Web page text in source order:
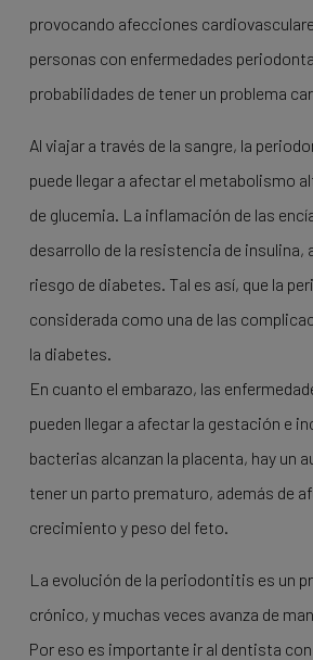
provocando afecciones
personas con enfermedades
probabilidades de tener un problema
Al viajar a través de la sangre, la
puede llegar a afectar el metabolismo
de glucemia. La inflamación de las
desarrollo de la resistencia de insulina,
riesgo de diabetes. Tal es así, que la
considerada como una de las
la diabetes.
En cuanto el embarazo, las
pueden llegar a afectar la gestación e
bacterias alcanzan la placenta, hay un
tener un parto prematuro, además de
crecimiento y peso del feto.
La evolución de la periodontitis es un
crónico, y muchas veces avanza de
Por eso es importante ir al dentista